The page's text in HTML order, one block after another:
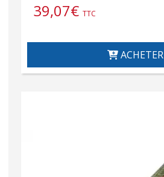
39,07€ TTC
ACHETER